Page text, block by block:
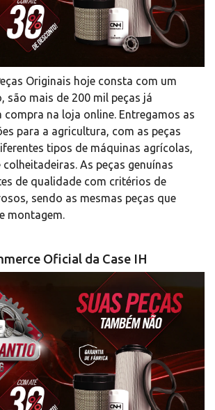
Originais hoje consta com um
são mais de 200 mil peças já
compra na loja online. Entregamos as
para a agricultura, com as peças
tipos de máquinas agrícolas,
As peças genuínas
de qualidade com critérios de
sendo as mesmas peças que
montagem.
Oficial da Case IH